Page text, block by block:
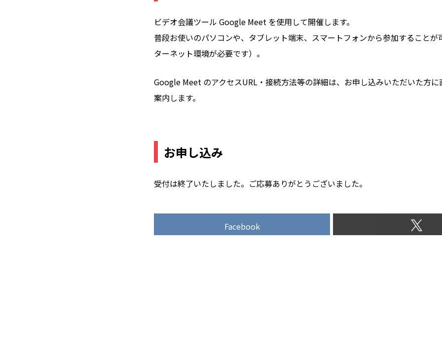
ビデオ会議ツール Google Meet を使用して開催します。
普段お使いのパソコンや、タブレット端末、スマートフォンから参加すること
ターネット環境が必要です）。
Google Meet のアクセスURL・接続方法等の詳細は、お申し込みいただいた方
案内します。
お申し込み
受付は終了いたしました。ご応募ありがとうございました。
Facebook